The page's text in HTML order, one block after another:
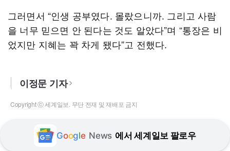
그러면서 “인생 공부였다. 몰랐으니까. 그리고 사람
을 너무 믿으면 안 된다는 것도 알았다”며 “통장은 비
었지만 지혜는 꽉 차게 됐다”고 전했다.
이정문 기자
Copyright ⓒ 세계일보. 무단 전재 및 재배포 금지
Google News 에서 세계일보 팔로우